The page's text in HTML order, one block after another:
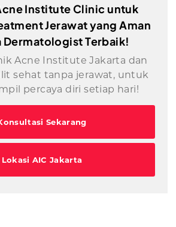
Institute Clinic untuk
Jerawat yang Aman
Dermatologist Terbaik!
Acne Institute Jakarta dan
sehat tanpa jerawat, untuk
percaya diri setiap hari!
Sekarang
Lokasi AIC Jakarta